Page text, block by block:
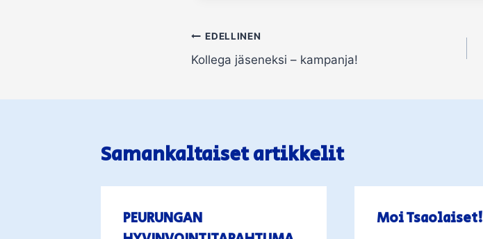
Artikkelien
selaus
EDELLINEN
Kollega jäseneksi – kampanja!
Samankaltaiset artikkelit
PEURUNGAN
Moi Tsaolaiset!